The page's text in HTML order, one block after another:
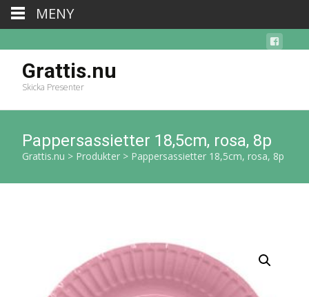
Grattis.nu
Skicka Presenter
Pappersassietter 18,5cm, rosa, 8p
Grattis.nu > Produkter > Pappersassietter 18,5cm, rosa, 8p
MENY